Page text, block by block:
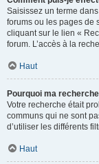
Saisissez un terme
forums ou les pages de
cliquant sur le lien «
forum. L’accès à la
Haut
Pourquoi ma
Votre recherche était
communs qui ne sont
d’utiliser les différents
Haut